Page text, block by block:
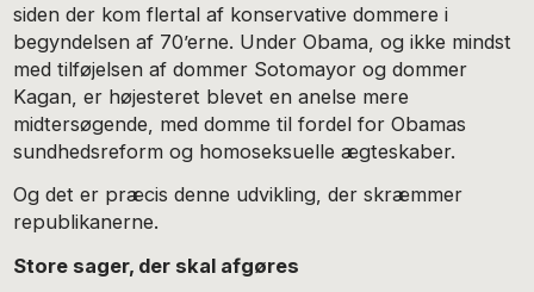
siden der kom flertal af konservative dommere i
begyndelsen af 70’erne. Under Obama, og ikke mindst
med tilføjelsen af dommer Sotomayor og dommer
Kagan, er højesteret blevet en anelse mere
midtersøgende, med domme til fordel for Obamas
sundhedsreform og homoseksuelle ægteskaber.
Og det er præcis denne udvikling, der skræmmer
republikanerne.
Store sager, der skal afgøres